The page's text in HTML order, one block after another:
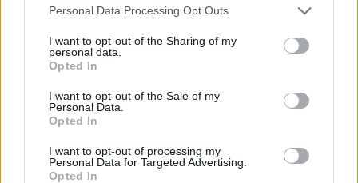
Please note that this website/app uses one or more Google
not limited to your visit or usage behaviour. You may click to
grant or deny consent to Google and its third-party tags to
use your data for below specified purposes in below Google
consent section.
Personal Data Processing Opt Outs
I want to opt-out of the Sharing of my
personal data.
Opted In
I want to opt-out of the Sale of my
Personal Data.
Opted In
I want to opt-out of processing my
Personal Data for Targeted Advertising.
Opted In
Δύο δημοφιλείς πάροχοι φιλοξενίας ιστοσελίδων στο
Διαδίκτυο, οι CloudFlare και HostGator, κάνουν λόγο
για μια τεράστια επίθεση (τριπλάσια από τις